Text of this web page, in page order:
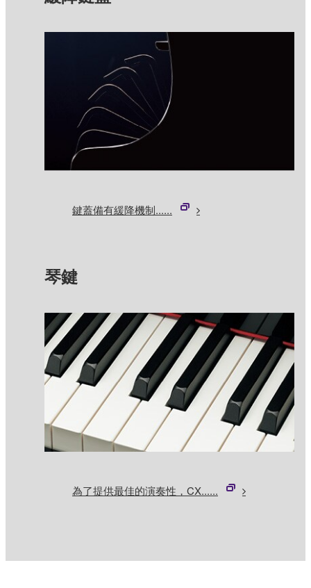
鍵蓋備有緩降機制......
琴鍵
為了提供最佳的演奏性，CX......